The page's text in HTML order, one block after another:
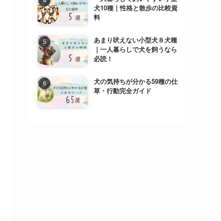
犬10種｜性格と散歩の比較資
料
あまり吠えない小型犬８犬種
｜一人暮らしで犬を飼うなら
必読！
犬の気持ちが分かる59種の仕
草・行動完全ガイド